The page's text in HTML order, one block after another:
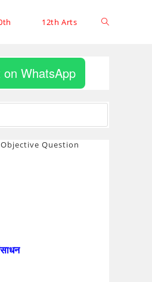
12th Arts
on WhatsApp
Question